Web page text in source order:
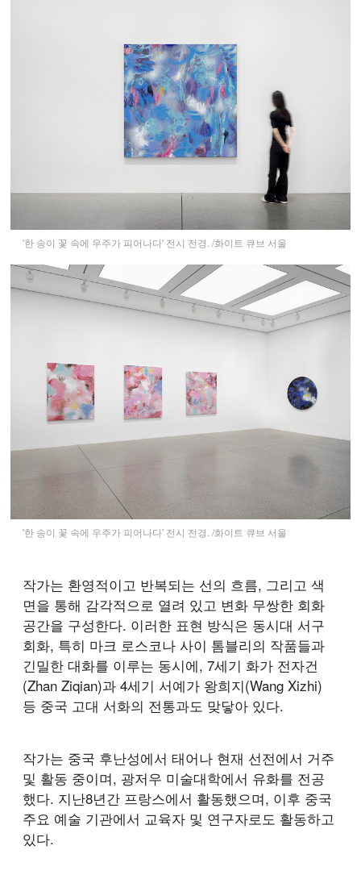
'한 송이 꽃 속에 우주가 피어나다' 전시 전경. /화이트 큐브 서울
'한 송이 꽃 속에 우주가 피어나다' 전시 전경. /화이트 큐브 서울
작가는 환영적이고 반복되는 선의 흐름, 그리고 색
면을 통해 감각적으로 열려 있고 변화 무쌍한 회화
공간을 구성한다. 이러한 표현 방식은 동시대 서구
회화, 특히 마크 로스코나 사이 톰블리의 작품들과
긴밀한 대화를 이루는 동시에, 7세기 화가 전자건
(Zhan Ziqian)과 4세기 서예가 왕희지(Wang Xizhi)
등 중국 고대 서화의 전통과도 맞닿아 있다.
작가는 중국 후난성에서 태어나 현재 선전에서 거주
및 활동 중이며, 광저우 미술대학에서 유화를 전공
했다. 지난8년간 프랑스에서 활동했으며, 이후 중국
주요 예술 기관에서 교육자 및 연구자로도 활동하고
있다.